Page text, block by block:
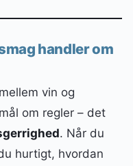
handler om
vin og
om regler – det
. Når du
hurtigt, hvordan